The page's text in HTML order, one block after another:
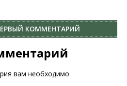
КОММЕНТАРИЙ
вам необходимо